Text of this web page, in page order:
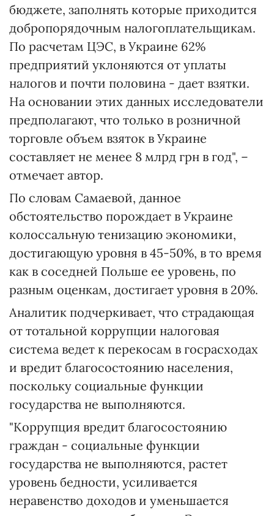
бюджете, заполнять которые приходится
добропорядочным налогоплательщикам.
По расчетам ЦЭС, в Украине 62%
предприятий уклоняются от уплаты
налогов и почти половина - дает взятки.
На основании этих данных исследователи
предполагают, что только в розничной
торговле объем взяток в Украине
составляет не менее 8 млрд грн в год", –
отмечает автор.
По словам Самаевой, данное
обстоятельство порождает в Украине
колоссальную тенизацию экономики,
достигающую уровня в 45-50%, в то время
как в соседней Польше ее уровень, по
разным оценкам, достигает уровня в 20%.
Аналитик подчеркивает, что страдающая
от тотальной коррупции налоговая
система ведет к перекосам в госрасходах
и вредит благосостоянию населения,
поскольку социальные функции
государства не выполняются.
"Коррупция вредит благосостоянию
граждан - социальные функции
государства не выполняются, растет
уровень бедности, усиливается
неравенство доходов и уменьшается